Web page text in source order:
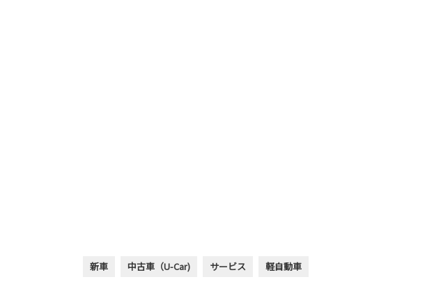
新車 中古車（U-Car) サービス 軽自動車